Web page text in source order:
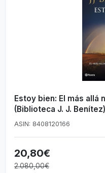
Estoy bien: El más allá
(Biblioteca J. J. Benítez)
ASIN: 8408120166
20,80€
2.080,00€